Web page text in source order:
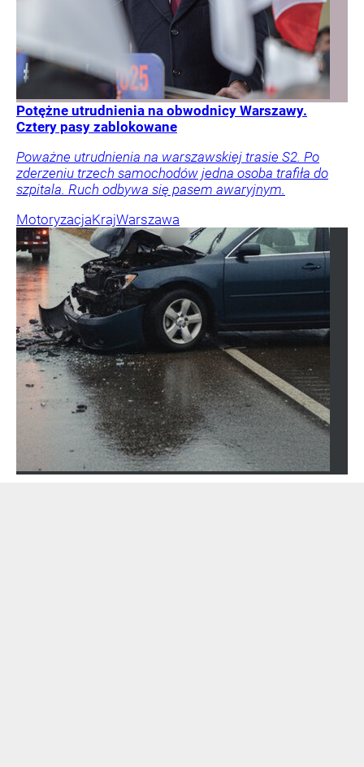
Potężne utrudnienia na obwodnicy Warszawy.
Cztery pasy zablokowane
Poważne utrudnienia na warszawskiej trasie S2. Po
zderzeniu trzech samochodów jedna osoba trafiła do
szpitala. Ruch odbywa się pasem awaryjnym.
MotoryzacjaKrajWarszawa